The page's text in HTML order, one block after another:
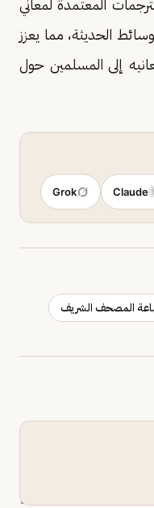
المعتمدة لمعاني
الحديثة، مما يعزز
إلى المسلمين حول
Claude
Grok
المصحف الشريف